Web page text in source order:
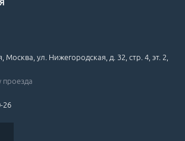
Москва, ул. Нижегородская, д. 32, стр. 4, эт. 2,
проезда
26